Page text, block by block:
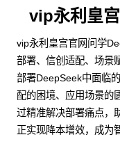
vip永利皇
vip永利皇宫官网问学
部署、信创适配、场景
部署DeepSeek中面临
配的困境、应用场景的
过精准解决部署痛点，
正实现降本增效，成为